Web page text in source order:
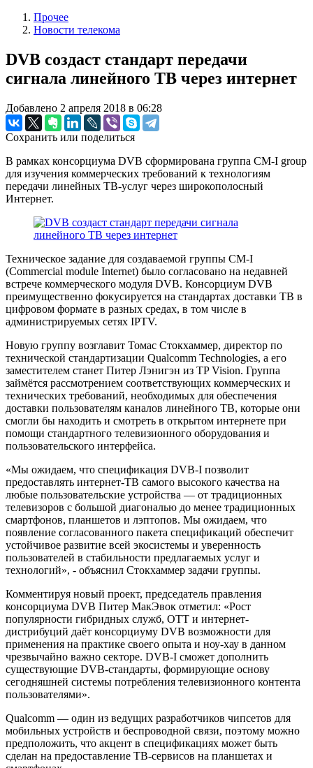
Прочее
Новости телекома
DVB создаст стандарт передачи
сигнала линейного ТВ через интернет
Добавлено 2 апреля 2018 в 06:28
Сохранить или поделиться
В рамках консорциума DVB сформирована группа CM-I group
для изучения коммерческих требований к технологиям
передачи линейных ТВ-услуг через широкополосный
Интернет.
Техническое задание для создаваемой группы CM-I
(Commercial module Internet) было согласовано на недавней
встрече коммерческого модуля DVB. Консорциум DVB
преимущественно фокусируется на стандартах доставки ТВ в
цифровом формате в разных средах, в том числе в
администрируемых сетях IPTV.
Новую группу возглавит Томас Стокхаммер, директор по
технической стандартизации Qualcomm Technologies, а его
заместителем станет Питер Лэнигэн из TP Vision. Группа
займётся рассмотрением соответствующих коммерческих и
технических требований, необходимых для обеспечения
доставки пользователям каналов линейного ТВ, которые они
смогли бы находить и смотреть в открытом интернете при
помощи стандартного телевизионного оборудования и
пользовательского интерфейса.
«Мы ожидаем, что спецификация DVB-I позволит
предоставлять интернет-ТВ самого высокого качества на
любые пользовательские устройства — от традиционных
телевизоров с большой диагональю до менее традиционных
смартфонов, планшетов и лэптопов. Мы ожидаем, что
появление согласованного пакета спецификаций обеспечит
устойчивое развитие всей экосистемы и уверенность
пользователей в стабильности предлагаемых услуг и
технологий», - объяснил Стокхаммер задачи группы.
Комментируя новый проект, председатель правления
консорциума DVB Питер МакЭвок отметил: «Рост
популярности гибридных служб, ОТТ и интернет-
дистрибуций даёт консорциуму DVB возможности для
применения на практике своего опыта и ноу-хау в данном
чрезвычайно важно секторе. DVB-I сможет дополнить
существующие DVB-стандарты, формирующие основу
сегодняшней системы потребления телевизионного контента
пользователями».
Qualcomm — один из ведущих разработчиков чипсетов для
мобильных устройств и беспроводной связи, поэтому можно
предположить, что акцент в спецификациях может быть
сделан на предоставление ТВ-сервисов на планшетах и